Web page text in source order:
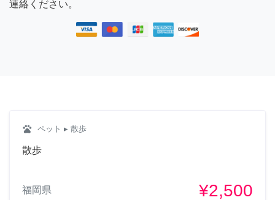
連絡ください。
pets ペット ▸ 散歩
散歩
福岡県 ¥2,500